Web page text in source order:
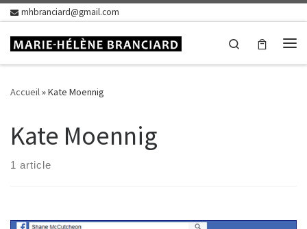
Skip to content
mhbranciard@gmail.com
Search
Accueil»Kate Moennig
Kate Moennig
1 article